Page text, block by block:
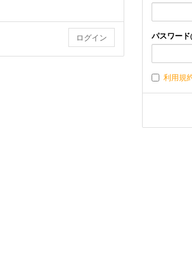
パスワード
利用規